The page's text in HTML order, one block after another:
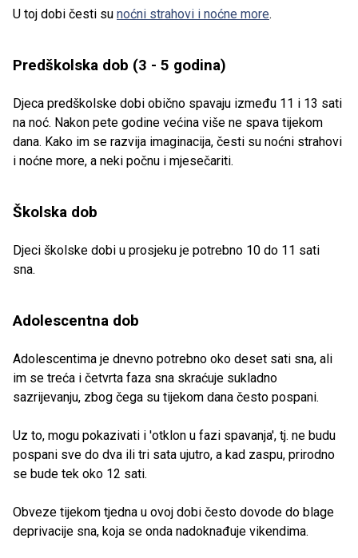
U toj dobi česti su noćni strahovi i noćne more.
Predškolska dob (3 - 5 godina)
Djeca predškolske dobi obično spavaju između 11 i 13 sati
na noć. Nakon pete godine većina više ne spava tijekom
dana. Kako im se razvija imaginacija, česti su noćni strahovi
i noćne more, a neki počnu i mjesečariti.
Školska dob
Djeci školske dobi u prosjeku je potrebno 10 do 11 sati
sna.
Adolescentna dob
Adolescentima je dnevno potrebno oko deset sati sna, ali
im se treća i četvrta faza sna skraćuje sukladno
sazrijevanju, zbog čega su tijekom dana često pospani.
Uz to, mogu pokazivati i 'otklon u fazi spavanja', tj. ne budu
pospani sve do dva ili tri sata ujutro, a kad zaspu, prirodno
se bude tek oko 12 sati.
Obveze tijekom tjedna u ovoj dobi često dovode do blage
deprivacije sna, koja se onda nadoknađuje vikendima.